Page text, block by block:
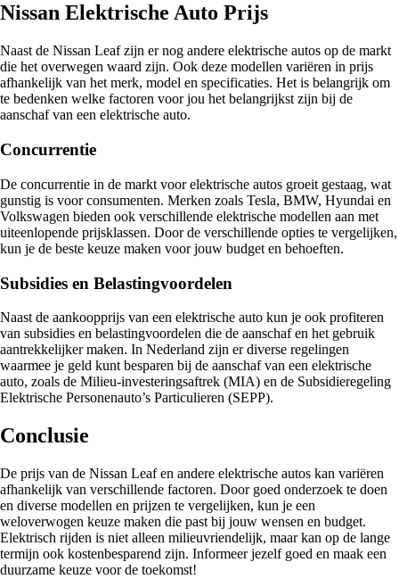
Nissan Elektrische Auto Prijs
Naast de Nissan Leaf zijn er nog andere elektrische autos op de markt
die het overwegen waard zijn. Ook deze modellen variëren in prijs
afhankelijk van het merk, model en specificaties. Het is belangrijk om
te bedenken welke factoren voor jou het belangrijkst zijn bij de
aanschaf van een elektrische auto.
Concurrentie
De concurrentie in de markt voor elektrische autos groeit gestaag, wat
gunstig is voor consumenten. Merken zoals Tesla, BMW, Hyundai en
Volkswagen bieden ook verschillende elektrische modellen aan met
uiteenlopende prijsklassen. Door de verschillende opties te vergelijken,
kun je de beste keuze maken voor jouw budget en behoeften.
Subsidies en Belastingvoordelen
Naast de aankoopprijs van een elektrische auto kun je ook profiteren
van subsidies en belastingvoordelen die de aanschaf en het gebruik
aantrekkelijker maken. In Nederland zijn er diverse regelingen
waarmee je geld kunt besparen bij de aanschaf van een elektrische
auto, zoals de Milieu-investeringsaftrek (MIA) en de Subsidieregeling
Elektrische Personenauto’s Particulieren (SEPP).
Conclusie
De prijs van de Nissan Leaf en andere elektrische autos kan variëren
afhankelijk van verschillende factoren. Door goed onderzoek te doen
en diverse modellen en prijzen te vergelijken, kun je een
weloverwogen keuze maken die past bij jouw wensen en budget.
Elektrisch rijden is niet alleen milieuvriendelijk, maar kan op de lange
termijn ook kostenbesparend zijn. Informeer jezelf goed en maak een
duurzame keuze voor de toekomst!